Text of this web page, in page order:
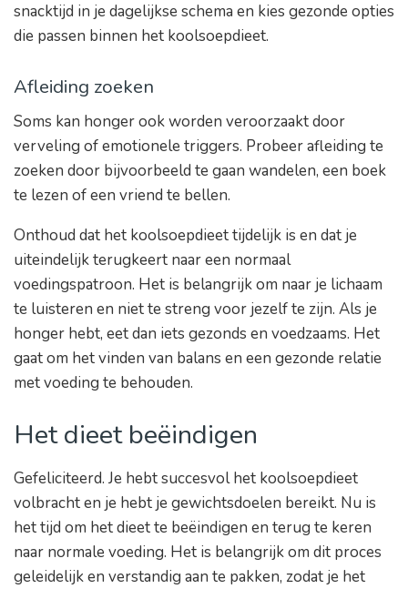
snacktijd in je dagelijkse schema en kies gezonde opties
die passen binnen het koolsoepdieet.
Afleiding zoeken
Soms kan honger ook worden veroorzaakt door
verveling of emotionele triggers. Probeer afleiding te
zoeken door bijvoorbeeld te gaan wandelen, een boek
te lezen of een vriend te bellen.
Onthoud dat het koolsoepdieet tijdelijk is en dat je
uiteindelijk terugkeert naar een normaal
voedingspatroon. Het is belangrijk om naar je lichaam
te luisteren en niet te streng voor jezelf te zijn. Als je
honger hebt, eet dan iets gezonds en voedzaams. Het
gaat om het vinden van balans en een gezonde relatie
met voeding te behouden.
Het dieet beëindigen
Gefeliciteerd. Je hebt succesvol het koolsoepdieet
volbracht en je hebt je gewichtsdoelen bereikt. Nu is
het tijd om het dieet te beëindigen en terug te keren
naar normale voeding. Het is belangrijk om dit proces
geleidelijk en verstandig aan te pakken, zodat je het